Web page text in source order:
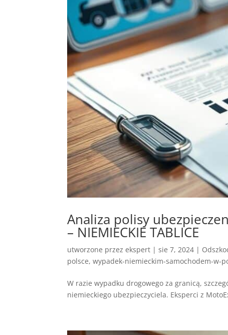
Analiza polisy
– NIEMIECKIE TABLICE
utworzone przezekspert |sie 7, 2024 |
polsce,wypadek-niemieckim-samochodem-w-
W razie wypadku drogowego za granicą,
niemieckiego ubezpieczyciela. Eksperci z